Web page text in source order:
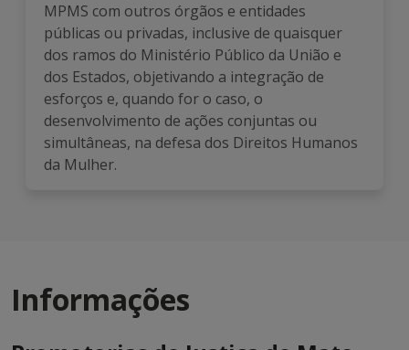
MPMS com outros órgãos e entidades
públicas ou privadas, inclusive de quaisquer
dos ramos do Ministério Público da União e
dos Estados, objetivando a integração de
esforços e, quando for o caso, o
desenvolvimento de ações conjuntas ou
simultâneas, na defesa dos Direitos Humanos
da Mulher.
Informações